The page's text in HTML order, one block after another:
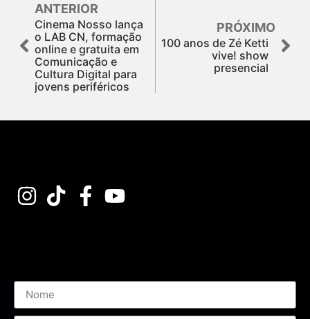
ANTERIOR
Cinema Nosso lança
o LAB CN, formação
online e gratuita em
Comunicação e
Cultura Digital para
jovens periféricos
PRÓXIMO
100 anos de Zé Ketti
vive! show
presencial